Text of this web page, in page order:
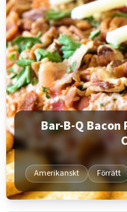
Bar-B-Q
Amerikanskt Förrätt